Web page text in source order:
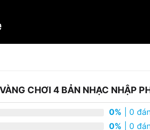
CHƠI 4 BẢN NHẠC NHẬP
0% | 0
0% | 0